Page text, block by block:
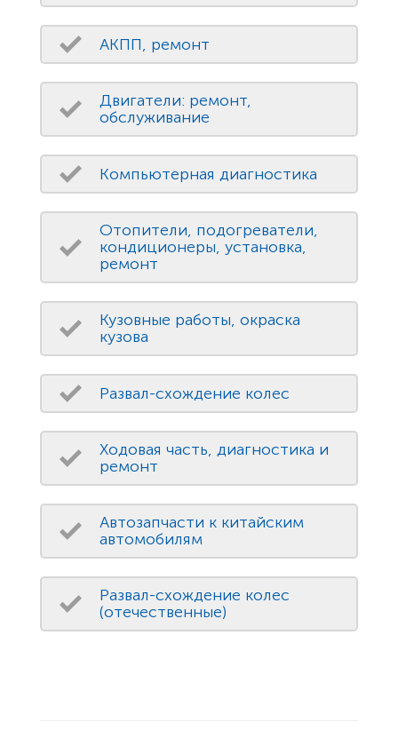
АКПП, ремонт
Двигатели: ремонт,
обслуживание
Компьютерная диагностика
Отопители, подогреватели,
кондиционеры, установка,
ремонт
Кузовные работы, окраска
кузова
Развал-схождение колес
Ходовая часть, диагностика и
ремонт
Автозапчасти к китайским
автомобилям
Развал-схождение колес
(отечественные)